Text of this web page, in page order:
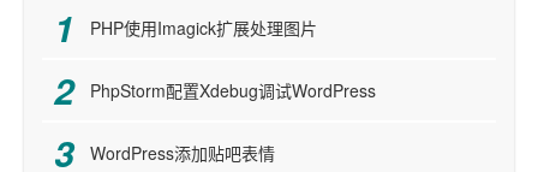
PHP使用Imagick扩展处理图片
PhpStorm配置Xdebug调试WordPress
WordPress添加贴吧表情